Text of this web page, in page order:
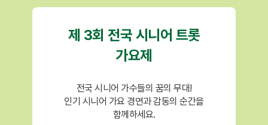
제 3회 전국 시니어 트롯
가요제
전국 시니어 가수들의 꿈의 무대!
인기 시니어 가요 경연과 감동의 순간을
함께하세요.